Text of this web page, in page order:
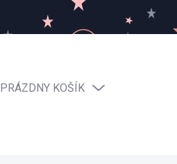
NÁKUPNÝ
PRÁZDNY KOŠÍK